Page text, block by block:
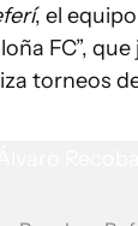
, el
FC”,
torneos